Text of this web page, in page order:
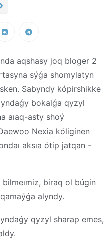
aqshasy joq bloger 2
sýǵa shomylatyn
Sabyndy kópirshikke
bokalǵa qyzyl
aıaq-asty shoý
Nexia kóliginen
aksıa ótip jatqan -
biraq ol búgin
alyndy.
qyzyl sharap emes,